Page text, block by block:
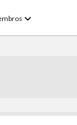
open